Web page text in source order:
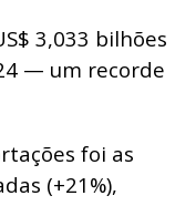
3,033 bilhões
— um recorde
foi as
(+21%),